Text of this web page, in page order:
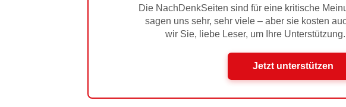
Die NachDenkSeiten sind für eine kritische
sagen uns sehr, sehr viele – aber sie kosten
wir Sie, liebe Leser, um Ihre
Jetzt unterstützen